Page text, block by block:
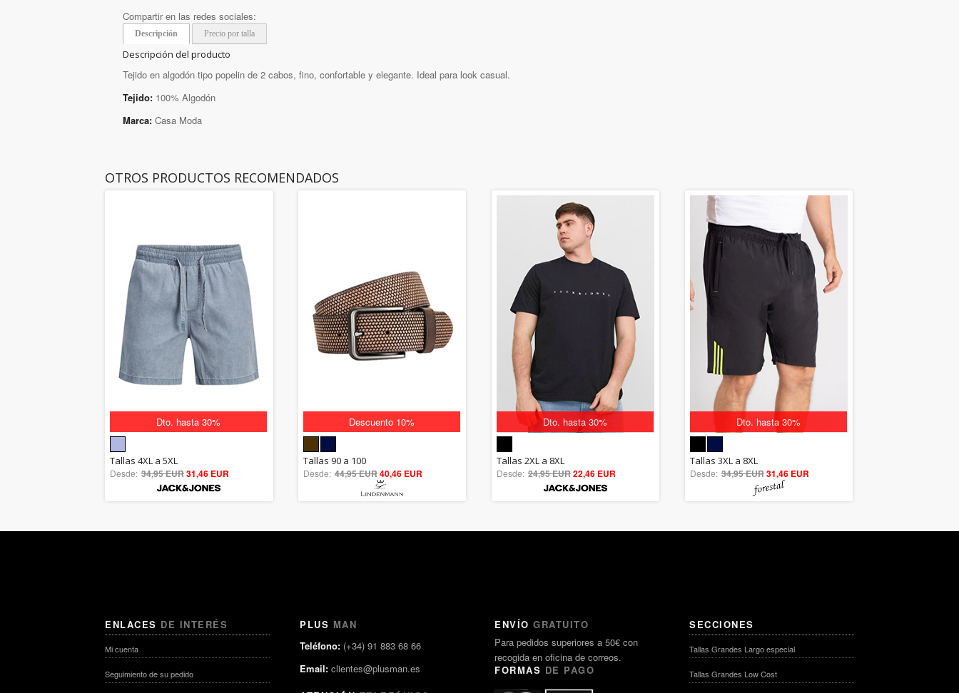
Compartir en las redes sociales:
Descripción Precio por talla
Descripción del producto
Tejido en algodón tipo popelin de 2 cabos, fino, confortable y elegante. Ideal para look casual.
Tejido: 100% Algodón
Marca: Casa Moda
OTROS PRODUCTOS RECOMENDADOS
Dto. hasta 30%
5.00
out of 5
Tallas 4XL a 5XL
Desde: 34,95 EUR31,46 EUR
Descuento 10%
5.00
out of 5
Tallas 90 a 100
Desde: 44,95 EUR40,46 EUR
Dto. hasta 30%
5.00
out of 5
Tallas 2XL a 8XL
Desde: 24,95 EUR22,46 EUR
Dto. hasta 30%
5.00
out of 5
Tallas 3XL a 8XL
Desde: 34,95 EUR31,46 EUR
ENLACES DE INTERÉS
Mi cuenta
Seguimiento de su pedido
PLUS MAN
Teléfono: (+34) 91 883 68 66
Email: clientes@plusman.es
ENVÍO GRATUITO
Para pedidos superiores a 50€ con
recogida en oficina de correos.
FORMAS DE PAGO
SECCIONES
Tallas Grandes Largo especial
Tallas Grandes Low Cost